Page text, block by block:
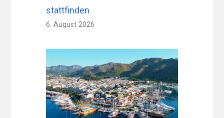
stattfinden
6. August 2026